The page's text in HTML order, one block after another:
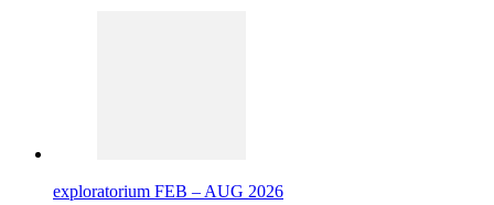
exploratorium FEB – AUG 2026